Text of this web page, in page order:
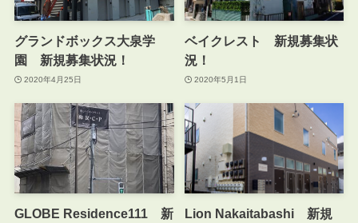
グランドボックス大泉学
園 新規募集状況！
2020年4月25日
ベイクレスト 新規募集状
況！
2020年5月1日
GLOBE Residence111 新
Lion Nakaitabashi 新規